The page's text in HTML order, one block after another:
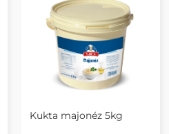
Kukta majonéz 5kg